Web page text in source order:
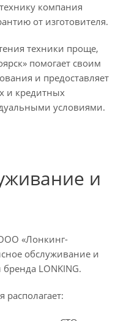
компания
от изготовителя.
техники проще,
помогает своим
и предоставляет
и кредитных
условиями.
и
«Лонкинг-
обслуживание и
LONKING.
располагает: